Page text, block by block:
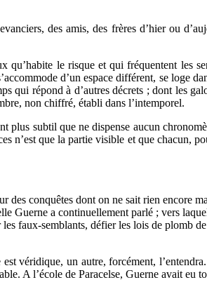
des amis, des frères d’hier ou
qu’habite le risque et qui fréquentent les
d’un espace différent, se loge
répond à d’autres décrets ; dont les
non chiffré, établi dans l’intemporel.
subtil que ne dispense aucun
n’est que la partie visible et que chacun,
conquêtes dont on ne sait rien encore
Guerne a continuellement parlé ; vers
faux-semblants, défier les lois de plomb
véridique, un autre, forcément,
A l’école de Paracelse, Guerne avait eu